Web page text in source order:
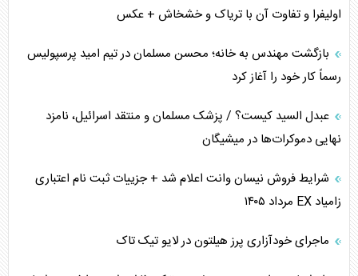
اولیفرا و تفاوت آن با تریاک و خشخاش + عکس
بازگشت مهندس به خانه؛ محسن مسلمان در تیم امید پرسپولیس
رسماً کار خود را آغاز کرد
عبدل السید کیست؟ / پزشک مسلمان و منتقد اسرائیل، نامزد
نهایی دموکرات‌ها در میشیگان
شرایط فروش نیسان وانت اعلام شد + جزییات ثبت نام اعتباری
زامیاد EX مرداد ۱۴۰۵
ماجرای خودآزاری پرز هیلتون در لایو تیک تاک